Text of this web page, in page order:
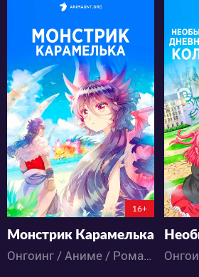
14479
49 21
6:20:41:8
16+
Монстрик Карамелька
Онгоинг / Аниме / Романтика / Школа